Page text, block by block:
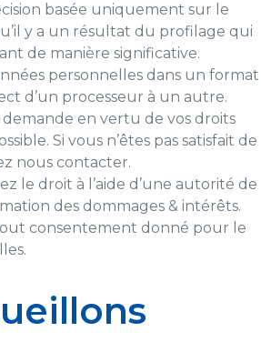
basée uniquement sur le
y a un résultat du profilage qui
de manière significative.
personnelles dans un format
d’un processeur à un autre.
en vertu de vos droits
Si vous n’êtes pas satisfait de
nous contacter.
le droit à l’aide d’une autorité de
des dommages & intérêts.
consentement donné pour le